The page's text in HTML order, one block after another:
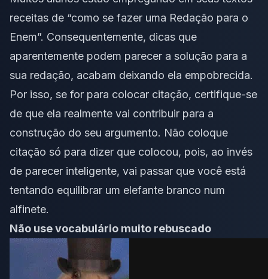
receitas de “como se fazer uma Redação para o
Enem”. Consequentemente, dicas que
aparentemente podem parecer a solução para a
sua redação, acabam deixando ela empobrecida.
Por isso, se for para colocar citação, certifique-se
de que ela realmente vai contribuir para a
construção do seu argumento. Não coloque
citação só para dizer que colocou, pois, ao invés
de parecer inteligente, vai passar que você está
tentando equilibrar um elefante branco num
alfinete.
Não use vocabulário muito rebuscado